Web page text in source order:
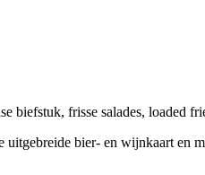
frisse salades, loaded
uitgebreide bier- en wijnkaart en